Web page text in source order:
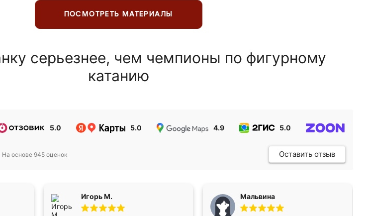
ПОСМОТРЕТЬ МАТЕРИАЛЫ
серьезнее, чем чемпионы по фигурному
катанию
5.0 5.0 4.9 5.0
На основе 945 оценок Оставить отзыв
Игорь М. Мальвина